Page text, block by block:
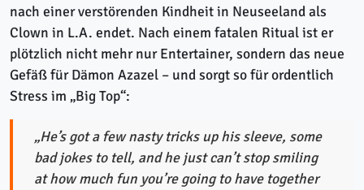
nach einer verstörenden Kindheit in Neuseeland als
Clown in L.A. endet. Nach einem fatalen Ritual ist er
plötzlich nicht mehr nur Entertainer, sondern das neue
Gefäß für Dämon Azazel – und sorgt so für ordentlich
Stress im „Big Top“:
„He’s got a few nasty tricks up his sleeve, some
bad jokes to tell, and he just can’t stop smiling
at how much fun you’re going to have together